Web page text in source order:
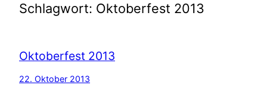
Schlagwort: Oktoberfest 2013
Oktoberfest 2013
22. Oktober 2013